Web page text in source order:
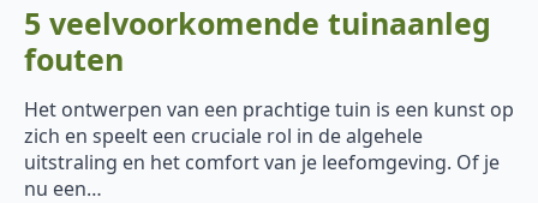
5 veelvoorkomende tuinaanleg
fouten
Het ontwerpen van een prachtige tuin is een kunst op
zich en speelt een cruciale rol in de algehele
uitstraling en het comfort van je leefomgeving. Of je
nu een…